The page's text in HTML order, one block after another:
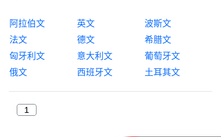
阿拉伯文 英文
波斯文
法文
德文
希腊文
匈牙利文
意大利文
葡萄牙文
俄文
西班牙文 土耳其文